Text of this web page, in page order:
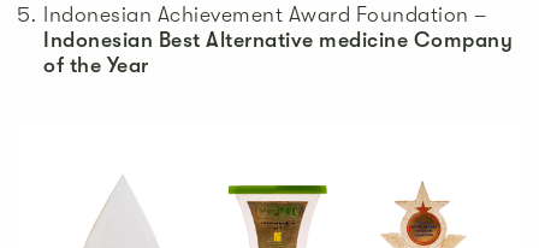
Indonesian Achievement Award Foundation –
Indonesian Best Alternative medicine Company
of the Year